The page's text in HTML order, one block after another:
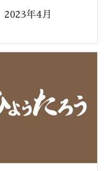
2023年4月